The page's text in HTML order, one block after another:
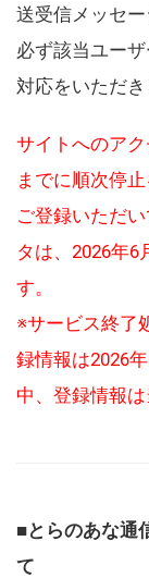
送受信メッセ
必ず該当ユー
対応をいただき
サイトへのア
までに順次停
ご登録いただ
タは、2026年6
す。
※サービス終了
録情報は2026
中、登録情報
■とらのあな通
て